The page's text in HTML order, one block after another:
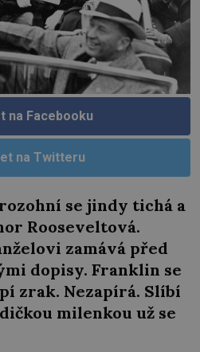
na Facebooku
na Twitteru
se jindy tichá a
Rooseveltová.
zamává před
dopisy. Franklin se
zrak. Nezapírá. Slíbí
milenkou už se